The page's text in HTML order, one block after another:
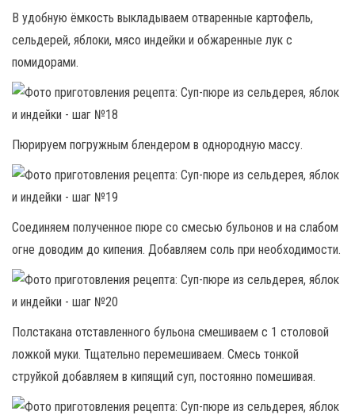
В удобную ёмкость выкладываем отваренные картофель,
сельдерей, яблоки, мясо индейки и обжаренные лук с
помидорами.
Пюрируем погружным блендером в однородную массу.
Соединяем полученное пюре со смесью бульонов и на слабом
огне доводим до кипения. Добавляем соль при необходимости.
Полстакана отставленного бульона смешиваем с 1 столовой
ложкой муки. Тщательно перемешиваем. Смесь тонкой
струйкой добавляем в кипящий суп, постоянно помешивая.